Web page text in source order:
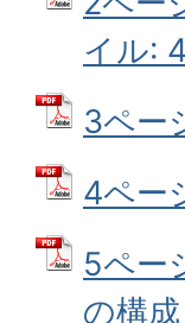
イル:
3ペー
4ペー
5ペー
の構